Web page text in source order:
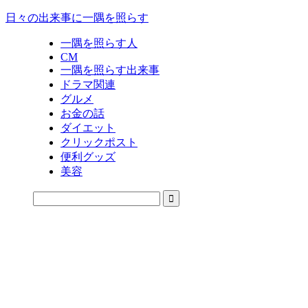
日々の出来事に一隅を照らす
一隅を照らす人
CM
一隅を照らす出来事
ドラマ関連
グルメ
お金の話
ダイエット
クリックポスト
便利グッズ
美容